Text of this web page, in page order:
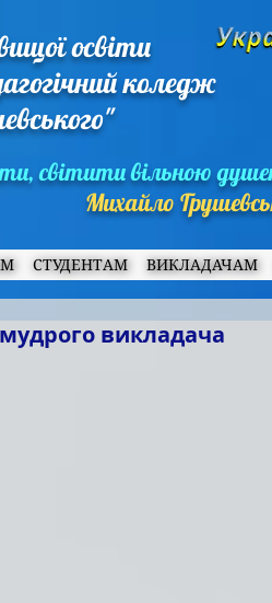
освіти
коледж
світити вільною
Михайло
СТУДЕНТАМ ВИКЛАДАЧАМ
мудрого викладача